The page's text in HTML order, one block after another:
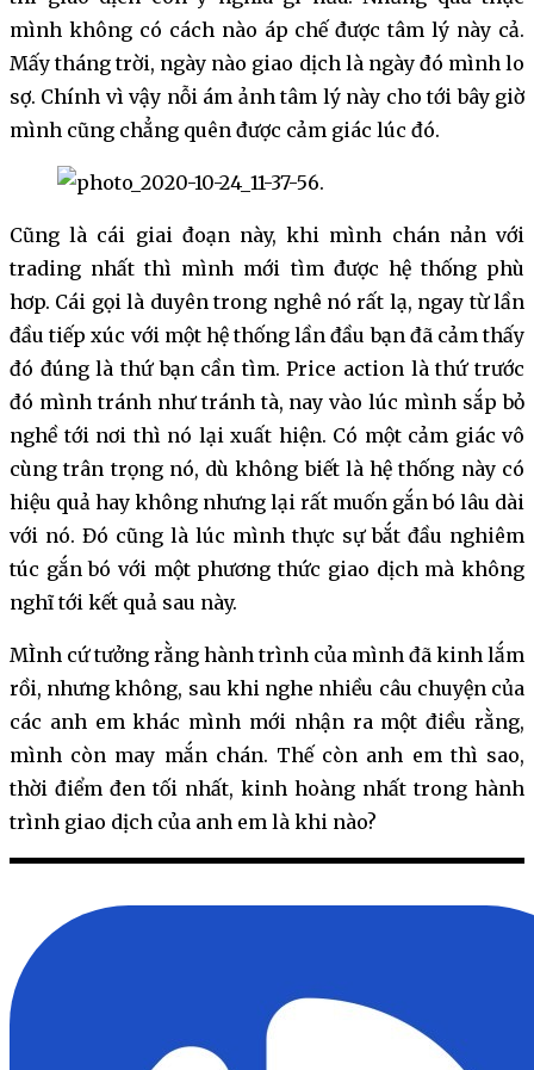
mình không có cách nào áp chế được tâm lý này cả.
Mấy tháng trời, ngày nào giao dịch là ngày đó mình lo
sợ. Chính vì vậy nỗi ám ảnh tâm lý này cho tới bây giờ
mình cũng chẳng quên được cảm giác lúc đó.
Cũng là cái giai đoạn này, khi mình chán nản với
trading nhất thì mình mới tìm được hệ thống phù
hơp. Cái gọi là duyên trong nghê nó rất lạ, ngay từ lần
đầu tiếp xúc với một hệ thống lần đầu bạn đã cảm thấy
đó đúng là thứ bạn cần tìm. Price action là thứ trước
đó mình tránh như tránh tà, nay vào lúc mình sắp bỏ
nghề tới nơi thì nó lại xuất hiện. Có một cảm giác vô
cùng trân trọng nó, dù không biết là hệ thống này có
hiệu quả hay không nhưng lại rất muốn gắn bó lâu dài
với nó. Đó cũng là lúc mình thực sự bắt đầu nghiêm
túc gắn bó với một phương thức giao dịch mà không
nghĩ tới kết quả sau này.
MÌnh cứ tưởng rằng hành trình của mình đã kinh lắm
rồi, nhưng không, sau khi nghe nhiều câu chuyện của
các anh em khác mình mới nhận ra một điều rằng,
mình còn may mắn chán. Thế còn anh em thì sao,
thời điểm đen tối nhất, kinh hoàng nhất trong hành
trình giao dịch của anh em là khi nào?